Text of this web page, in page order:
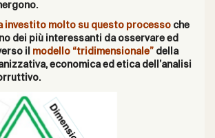
investito molto su questo processoche
dei più interessanti da osservare ed
il
modello “tridimensionale” della
economica ed etica dell’analisi